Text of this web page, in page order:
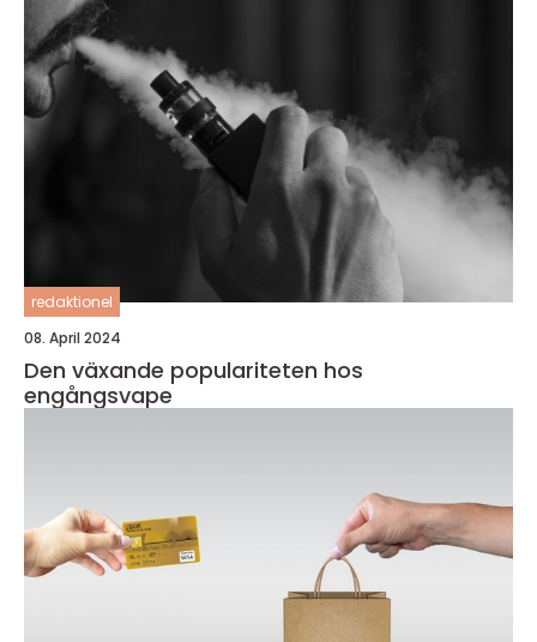
redaktionel
08. April 2024
Den växande populariteten hos
engångsvape